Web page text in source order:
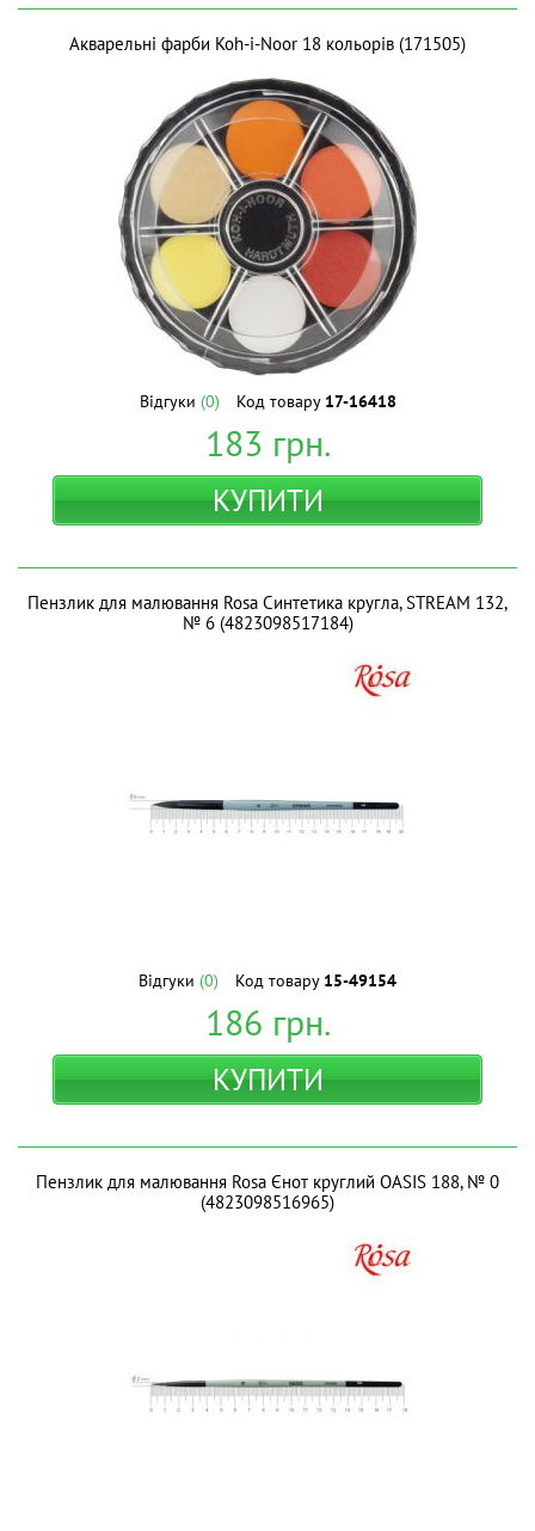
Акварельні фарби Koh-i-Noor 18 кольорів (171505)
Відгуки (0) Код товару 17-16418
183 грн.
КУПИТИ
Пензлик для малювання Rosa Синтетика кругла, STREAM 132,
№ 6 (4823098517184)
Відгуки (0) Код товару 15-49154
186 грн.
КУПИТИ
Пензлик для малювання Rosa Єнот круглий OASIS 188, № 0
(4823098516965)